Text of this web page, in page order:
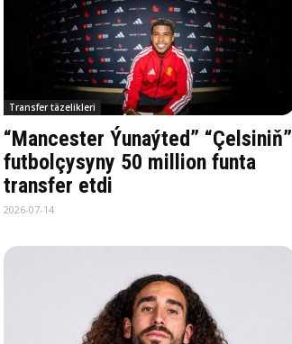
Transfer täzelikleri
“Mancester Ýunaýted” “Çelsiniň”
futbolçysyny 50 million funta
transfer etdi
2026-07-14